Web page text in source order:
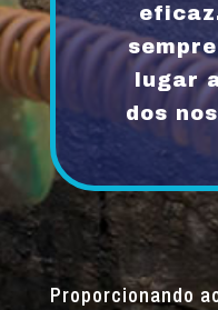
lugar
dos
Proporcionando